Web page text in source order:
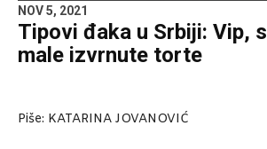
NOV 5, 2021
Tipovi đaka u Srbiji: Vip,
male izvrnute torte
Piše: KATARINA JOVANOVIĆ